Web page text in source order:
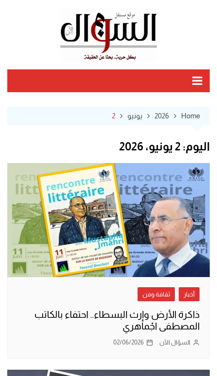
Home
2026 يونيو 2
اليوم: 2 يونيو، 2026
أخبار ثقافة وفن
ذاكرة الأرض وإرث البسطاء.. احتفاء بالكاتب
المصطفى اجْماهري
السؤال الآن 02/06/2026